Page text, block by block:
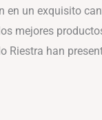
un exquisito
mejores
Riestra han